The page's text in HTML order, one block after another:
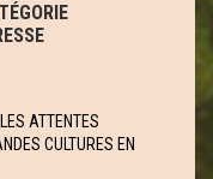
ATTENTES
CULTURES EN